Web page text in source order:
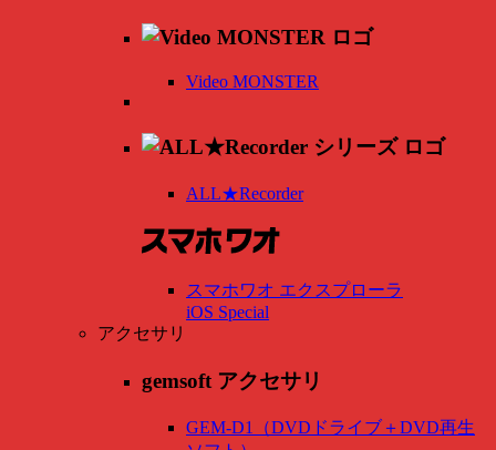
Video MONSTER
ALL★Recorder
スマホワオ エクスプローラ
iOS Special
アクセサリ
gemsoft アクセサリ
GEM-D1（DVDドライブ＋DVD再生